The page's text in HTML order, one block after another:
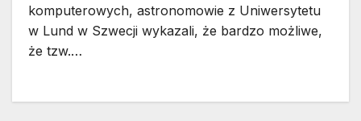
komputerowych, astronomowie z Uniwersytetu
w Lund w Szwecji wykazali, że bardzo możliwe,
że tzw.…